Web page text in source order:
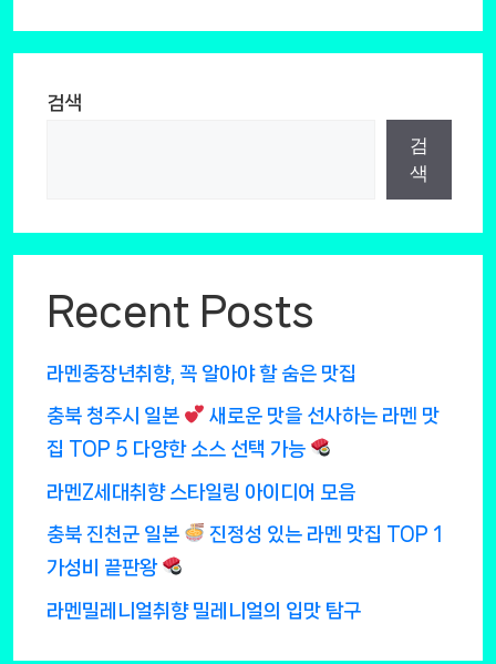
검색
검
색
Recent Posts
라멘중장년취향, 꼭 알아야 할 숨은 맛집
충북 청주시 일본
새로운 맛을 선사하는 라멘 맛
집 TOP 5 다양한 소스 선택 가능
라멘Z세대취향 스타일링 아이디어 모음
충북 진천군 일본
진정성 있는 라멘 맛집 TOP 1
가성비 끝판왕
라멘밀레니얼취향 밀레니얼의 입맛 탐구